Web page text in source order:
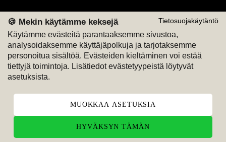
Tietosuojakäytäntö
🍪 Mekin käytämme keksejä
Käytämme evästeitä parantaaksemme sivustoa,
analysoidaksemme käyttäjäpolkuja ja tarjotaksemme
personoitua sisältöä. Evästeiden kieltäminen voi estää
tiettyjä toimintoja. Lisätiedot evästetyypeistä löytyvät
asetuksista.
MUOKKAA ASETUKSIA
HYVÄKSYN TÄMÄN
Maksutavat
M
Seuraa meitä